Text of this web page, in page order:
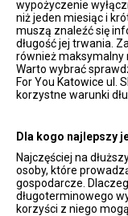
wypożyczenie
niż jeden miesiąc i
muszą znaleźć się
długość jej trwania.
również maksymalny
Warto wybrać
For You Katowice ul.
korzystne warunki
Dla kogo najlepszy
Najczęściej na
osoby, które
gospodarcze.
długoterminowego
korzyści z niego